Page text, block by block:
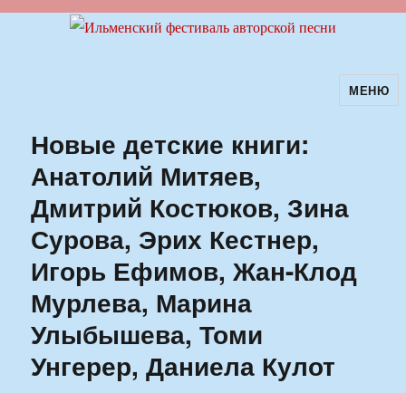
Ильменский фестиваль авторскойМЕНЮ
Новые детские книги:
Анатолий Митяев,
Дмитрий Костюков, Зина
Сурова, Эрих Кестнер,
Игорь Ефимов, Жан-Клод
Мурлева, Марина
Улыбышева, Томи
Унгерер, Даниела Кулот